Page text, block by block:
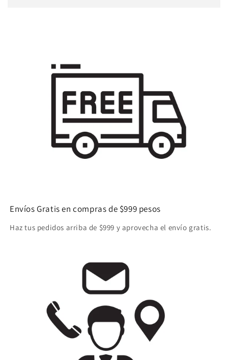
Envíos Gratis en compras de $999 pesos
Haz tus pedidos arriba de $999 y aprovecha el envío gratis.